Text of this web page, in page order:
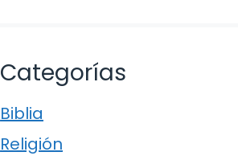
Categorías
Biblia
Religión